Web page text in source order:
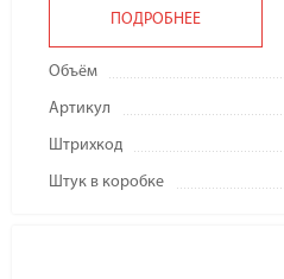
ПОДРОБНЕЕ
Объём
Артикул
Штрихкод
Штук в коробке